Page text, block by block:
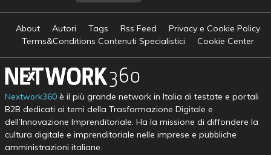
About Autori Tags Rss Feed
Privacy e Cookie Policy
Terms&Conditions Contenuti Specialistici
Cookie Center
Nextwork360è il più grande network in Italia di testate e portali
B2B dedicati ai temi della Trasformazione Digitale e
dell’Innovazione Imprenditoriale. Ha la missione di diffondere la
cultura digitale e imprenditoriale nelle imprese e pubbliche
amministrazioni italiane.